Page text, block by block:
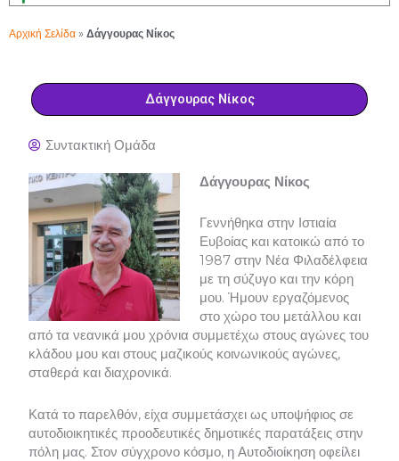
Αρχική Σελίδα » Δάγγουρας Νίκος
Δάγγουρας Νίκος
Συντακτική Ομάδα
Δάγγουρας Νίκος
Γεννήθηκα στην Ιστιαία
Ευβοίας και κατοικώ από το
1987 στην Νέα Φιλαδέλφεια
με τη σύζυγο και την κόρη
μου. Ήμουν εργαζόμενος
στο χώρο του μετάλλου και
από τα νεανικά μου χρόνια συμμετέχω στους αγώνες του
κλάδου μου και στους μαζικούς κοινωνικούς αγώνες,
σταθερά και διαχρονικά.
Κατά το παρελθόν, είχα συμμετάσχει ως υποψήφιος σε
αυτοδιοικητικές προοδευτικές δημοτικές παρατάξεις στην
πόλη μας. Στον σύγχρονο κόσμο, η Αυτοδιοίκηση οφείλει